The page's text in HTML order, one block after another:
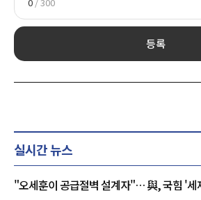
등록
실시간 뉴스
"오세훈이 공급절벽 설계자"… 與, 국힘 '세